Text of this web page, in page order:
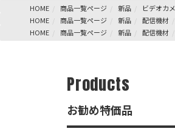
HOME 商品一覧ページ 新品 ビデオカ
HOME
商品一覧ページ 新品 配信機材
HOME
商品一覧ページ 新品 配信機材
Products
お勧め特価品